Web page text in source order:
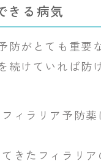
きる病気
防がとても重要
続けていれば
ィラリア予防
きたフィラリ